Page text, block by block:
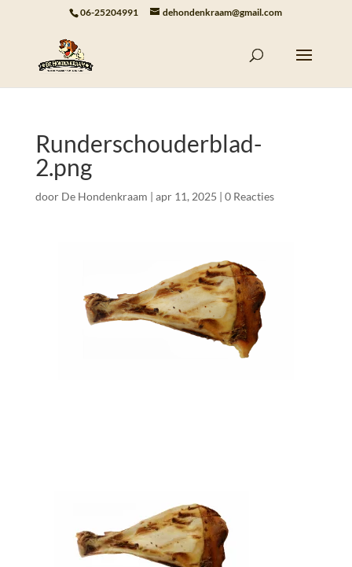
06-25204991 dehondenkraam@gmail.com
Runderschouderblad-
2.png
door De Hondenkraam | apr 11, 2025 | 0 Reacties